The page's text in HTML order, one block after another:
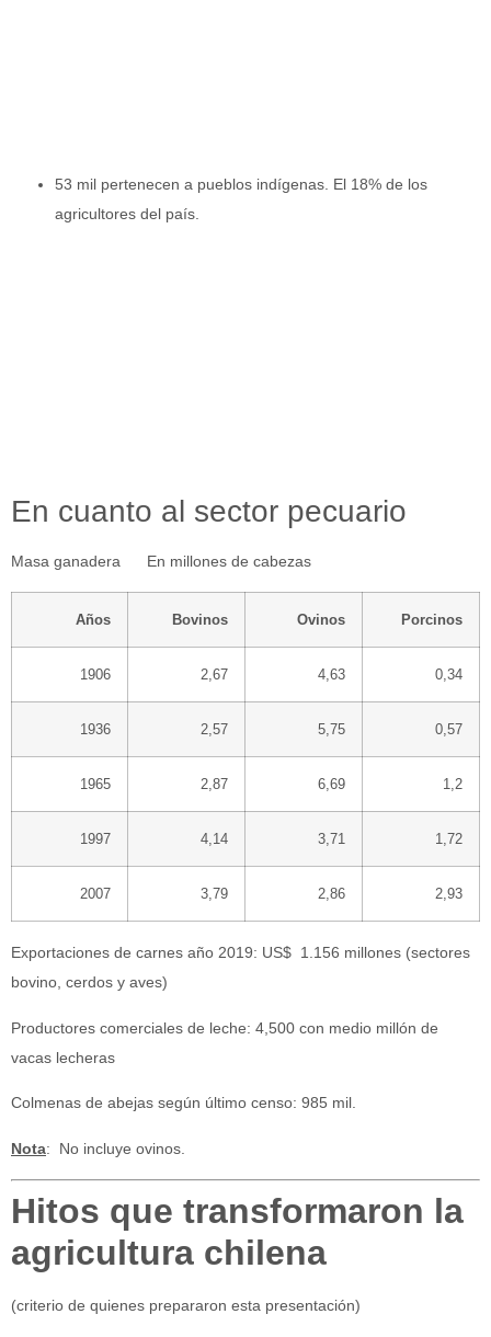
53 mil pertenecen a pueblos indígenas. El 18% de los
agricultores del país.
En cuanto al sector pecuario
Masa ganadera En millones de cabezas
Años Bovinos Ovinos Porcinos
1906 2,67 4,63 0,34
1936 2,57 5,75 0,57
1965 2,87 6,69 1,2
1997 4,14 3,71 1,72
2007 3,79 2,86 2,93
Exportaciones de carnes año 2019: US$ 1.156 millones (sectores
bovino, cerdos y aves)
Productores comerciales de leche: 4,500 con medio millón de
vacas lecheras
Colmenas de abejas según último censo: 985 mil.
Nota: No incluye ovinos.
Hitos que transformaron la
agricultura chilena
(criterio de quienes prepararon esta presentación)